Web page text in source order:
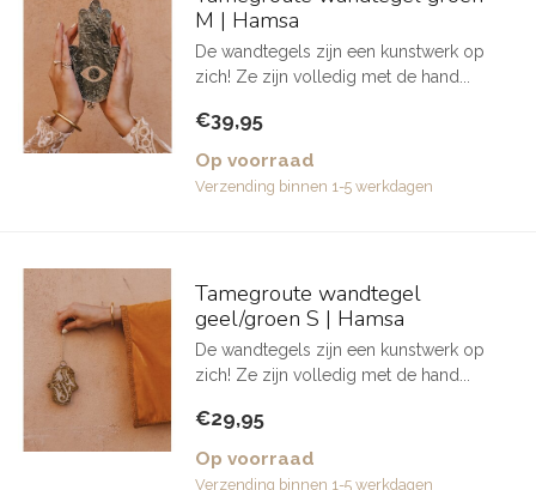
M | Hamsa
De wandtegels zijn een kunstwerk op
zich! Ze zijn volledig met de hand...
€39,95
Op voorraad
Verzending binnen 1-5 werkdagen
Tamegroute wandtegel
geel/groen S | Hamsa
De wandtegels zijn een kunstwerk op
zich! Ze zijn volledig met de hand...
€29,95
Op voorraad
Verzending binnen 1-5 werkdagen